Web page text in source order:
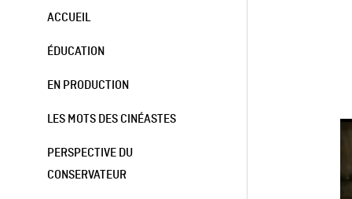
ACCUEIL
ÉDUCATION
EN PRODUCTION
LES MOTS DES CINÉASTES
PERSPECTIVE DU
CONSERVATEUR